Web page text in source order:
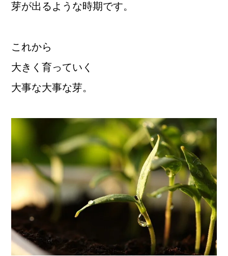
芽が出るような時期です。
これから
大きく育っていく
大事な大事な芽。